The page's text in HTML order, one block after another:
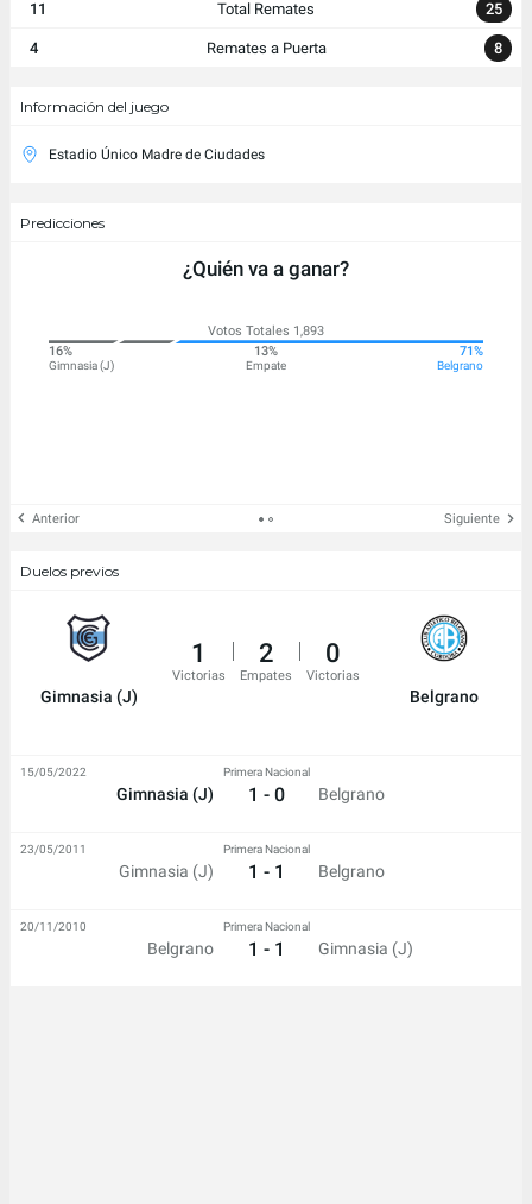
11 Total Remates 25
4 Remates a Puerta 8
Información del juego
Estadio Único Madre de Ciudades
Predicciones
¿Quién va a ganar?
Votos Totales 1,893
16%
Gimnasia (J)
13%
Empate
71%
Belgrano
Anterior Siguiente
Duelos previos
Gimnasia (J)
1
Victorias
2
Empates
0
Victorias
Belgrano
Gimnasia (J)
Primera Nacional
1 - 0 Belgrano
15/05/2022
Gimnasia (J)
Primera Nacional
1 - 1 Belgrano
23/05/2011
Belgrano
Primera Nacional
1 - 1 Gimnasia (J)
20/11/2010